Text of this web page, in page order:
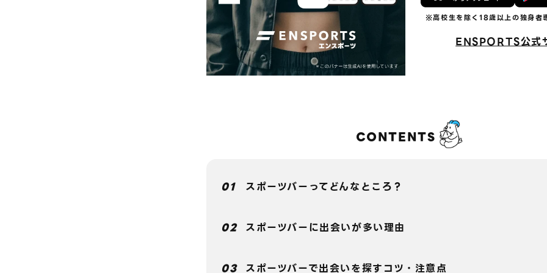
ENSPORTS公式
CONTENTS
スポーツバーってどんなところ？
スポーツバーに出会いが多い理由
スポーツバーで出会いを探すコツ・注意点